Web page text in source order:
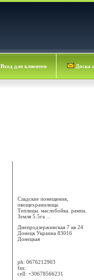
Вход для клиентов Доска
Сладские помещения,
овощехранилища.
Теплицы. маслобойка. рампа.
Земля 5.5га ...
Днепродзержинская 7 кв 24
Донецк Украина 83016
Донецкая
ph: 0676212903
fax:
cell: +30678566231